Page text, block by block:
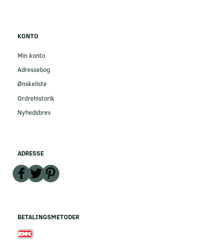
KONTO
Min konto
Adressebog
Ønskeliste
Ordrehistorik
Nyhedsbrev
ADRESSE
BETALINGSMETODER